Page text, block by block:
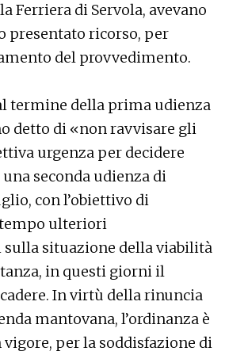
Ferriera di Servola, avevano
presentato ricorso, per
del provvedimento.
termine della prima udienza
detto di «non ravvisare gli
urgenza per decidere
seconda udienza di
con l’obiettivo di
ulteriori
situazione della viabilità
in questi giorni il
In virtù della rinuncia
mantovana, l’ordinanza è
per la soddisfazione di